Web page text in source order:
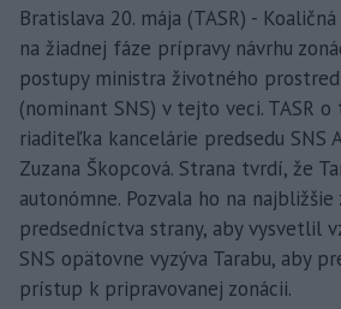
Bratislava 20. mája (TASR) -
na žiadnej fáze prípravy návrhu
postupy ministra životného
(nominant SNS) v tejto veci. TASR
riaditeľka kancelárie predsedu SNS
Zuzana Škopcová. Strana tvrdí, že
autonómne. Pozvala ho na najbližšie
predsedníctva strany, aby vysvetlil
SNS opätovne vyzýva Tarabu, aby
prístup k pripravovanej zonácii.